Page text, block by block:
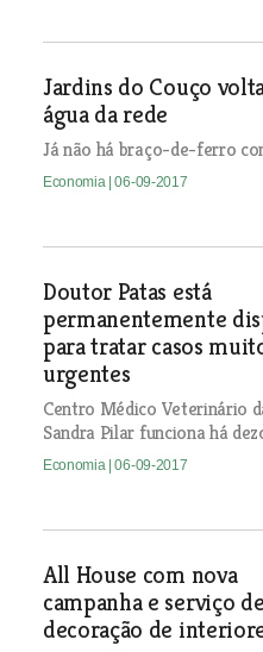
Jardins do Couço
água da rede
Já não há braço-de-ferro
Economia | 06-09-2017
Doutor Patas está
permanentemente
para tratar casos
urgentes
Centro Médico Veterinário
Sandra Pilar funciona há
Economia | 06-09-2017
All House com nova
campanha e serviço de
decoração de